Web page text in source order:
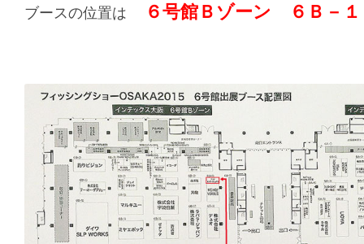
ブースの位置は ６号館Ｂゾーン ６Ｂ－１